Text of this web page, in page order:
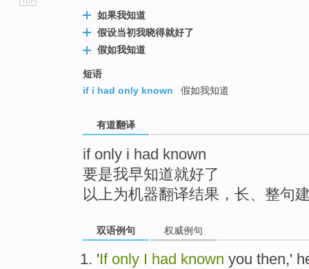
如果我知道
假设当初我晓得就好了
假如我知道
短语
if i had only known
假如我知道
有道翻译
if only i had known
要是我早知道就好了
以上为机器翻译结果，长、整句
双语例句 权威例句
'If only I had known you then,'